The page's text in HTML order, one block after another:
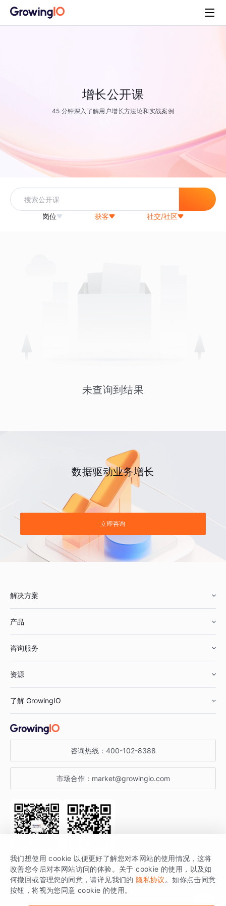
增长公开课
45 分钟深入了解用户增长方法论和实战案例
岗位 获客 社交/社区
未查询到结果
数据驱动业务增长
立即咨询
解决方案
鞋服行业
汽车行业
金融行业
产品
智能运营
获客分析
咨询服务
资源
增长公开课
增长博客
开发者文档
SDK 文档
场景指南
了解 GrowingIO
关于 GrowingIO
增长大会
行业活动
咨询热线： 400-102-8388
市场合作： market@growingio.com
关注公众号 获取更多干货
GrowingIO 是专注于数据智能分析与增长的品牌，核心平台为 GrowingIO
分析云。
我们想使用 cookie 以便更好了解您对本网站的使用情况，这将
改善您今后对本网站访问的体验。关于 cookie 的使用，以及如
何撤回或管理您的同意，请详见我们的 隐私协议 。如你点击同意
按钮，将视为您同意 cookie 的使用。